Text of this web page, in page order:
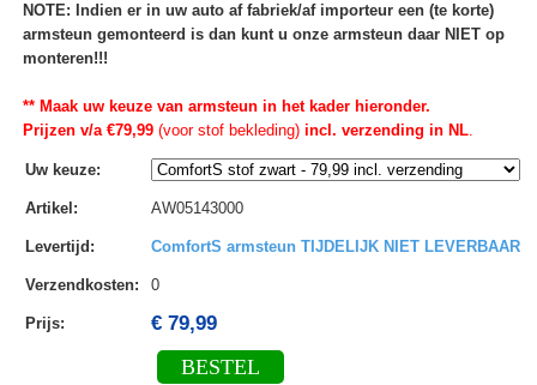
NOTE: Indien er in uw auto af fabriek/af importeur een (te korte)
armsteun gemonteerd is dan kunt u onze armsteun daar NIET op
monteren!!!
** Maak uw keuze van armsteun in het kader hieronder.
Prijzen v/a €79,99(voor stof bekleding)incl. verzending in NL.
Uw keuze:
Artikel : AW05143000
Levertijd : ComfortS armsteun TIJDELIJK NIET LEVERBAAR
Verzendkosten: 0
Prijs: € 79,99
BESTEL